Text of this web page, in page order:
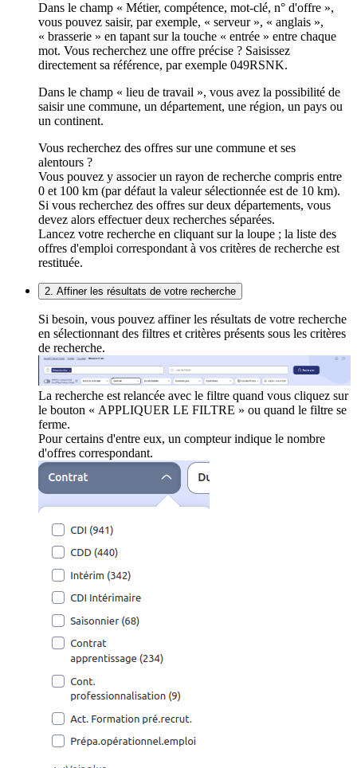
Dans le champ « Métier, compétence, mot-clé, n° d'offre »,
vous pouvez saisir, par exemple, « serveur », « anglais »,
« brasserie » en tapant sur la touche « entrée » entre chaque
mot. Vous recherchez une offre précise ? Saisissez
directement sa référence, par exemple 049RSNK.
Dans le champ « lieu de travail », vous avez la possibilité de
saisir une commune, un département, une région, un pays ou
un continent.
Vous recherchez des offres sur une commune et ses
alentours ?
Vous pouvez y associer un rayon de recherche compris entre
0 et 100 km (par défaut la valeur sélectionnée est de 10 km).
Si vous recherchez des offres sur deux départements, vous
devez alors effectuer deux recherches séparées.
Lancez votre recherche en cliquant sur la loupe ; la liste des
offres d'emploi correspondant à vos critères de recherche est
restituée.
2. Affiner les résultats de votre recherche
Si besoin, vous pouvez affiner les résultats de votre recherche
en sélectionnant des filtres et critères présents sous les critères
de recherche.
La recherche est relancée avec le filtre quand vous cliquez sur
le bouton « APPLIQUER LE FILTRE » ou quand le filtre se
ferme.
Pour certains d'entre eux, un compteur indique le nombre
d'offres correspondant.